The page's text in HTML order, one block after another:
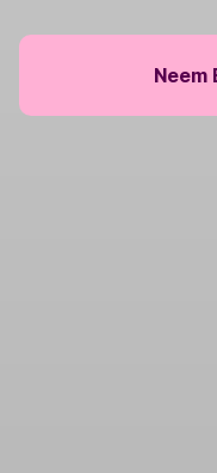
Neem